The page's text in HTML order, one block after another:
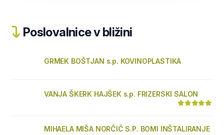
Poslovalnice v bližini
GRMEK BOŠTJAN s.p. KOVINOPLASTIKA
VANJA ŠKERK HAJŠEK s.p. FRIZERSKI SALON
MIHAELA MIŠA NORČIČ S.P. BOMI INŠTALIRANJE